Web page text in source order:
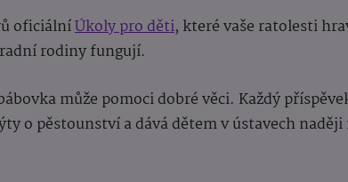
oficiálníÚkoly pro děti, které vaše ratolesti
rodiny fungují.
může pomoci dobré věci. Každý
o pěstounství a dává dětem v ústavech naději